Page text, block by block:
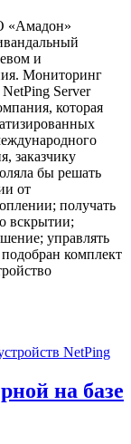
«Амадон»
и
Мониторинг
Server
которая
заказчику
бы решать
от
получать
вскрытии;
управлять
комплект
на базе